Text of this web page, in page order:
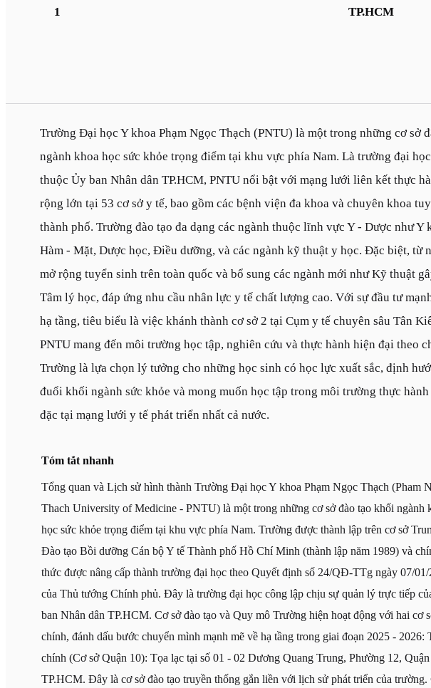
1 TP.HCM
Trường Đại học Y khoa Phạm Ngọc Thạch (PNTU) là một trong những cơ sở
ngành khoa học sức khỏe trọng điểm tại khu vực phía Nam. Là trường đại
thuộc Ủy ban Nhân dân TP.HCM, PNTU nổi bật với mạng lưới liên kết thực
rộng lớn tại 53 cơ sở y tế, bao gồm các bệnh viện đa khoa và chuyên khoa
thành phố. Trường đào tạo đa dạng các ngành thuộc lĩnh vực Y - Dược như Y
Hàm - Mặt, Dược học, Điều dưỡng, và các ngành kỹ thuật y học. Đặc biệt, từ
mở rộng tuyển sinh trên toàn quốc và bổ sung các ngành mới như Kỹ thuật
Tâm lý học, đáp ứng nhu cầu nhân lực y tế chất lượng cao. Với sự đầu tư
hạ tầng, tiêu biểu là việc khánh thành cơ sở 2 tại Cụm y tế chuyên sâu Tân
PNTU mang đến môi trường học tập, nghiên cứu và thực hành hiện đại theo
Trường là lựa chọn lý tưởng cho những học sinh có học lực xuất sắc, định
đuổi khối ngành sức khỏe và mong muốn học tập trong môi trường thực hành
đặc tại mạng lưới y tế phát triển nhất cả nước.
Tóm tắt nhanh
Tổng quan và Lịch sử hình thành Trường Đại học Y khoa Phạm Ngọc Thạch (Pham
Thach University of Medicine - PNTU) là một trong những cơ sở đào tạo khối ngành
học sức khỏe trọng điểm tại khu vực phía Nam. Trường được thành lập trên cơ sở
Đào tạo Bồi dưỡng Cán bộ Y tế Thành phố Hồ Chí Minh (thành lập năm 1989) và
thức được nâng cấp thành trường đại học theo Quyết định số 24/QĐ-TTg ngày 07/01/
của Thủ tướng Chính phủ. Đây là trường đại học công lập chịu sự quản lý trực tiếp
ban Nhân dân TP.HCM. Cơ sở đào tạo và Quy mô Trường hiện hoạt động với hai cơ
chính, đánh dấu bước chuyển mình mạnh mẽ về hạ tầng trong giai đoạn 2025 - 2026:
chính (Cơ sở Quận 10): Tọa lạc tại số 01 - 02 Dương Quang Trung, Phường 12, Quận
TP.HCM. Đây là cơ sở đào tạo truyền thống gắn liền với lịch sử phát triển của trường.